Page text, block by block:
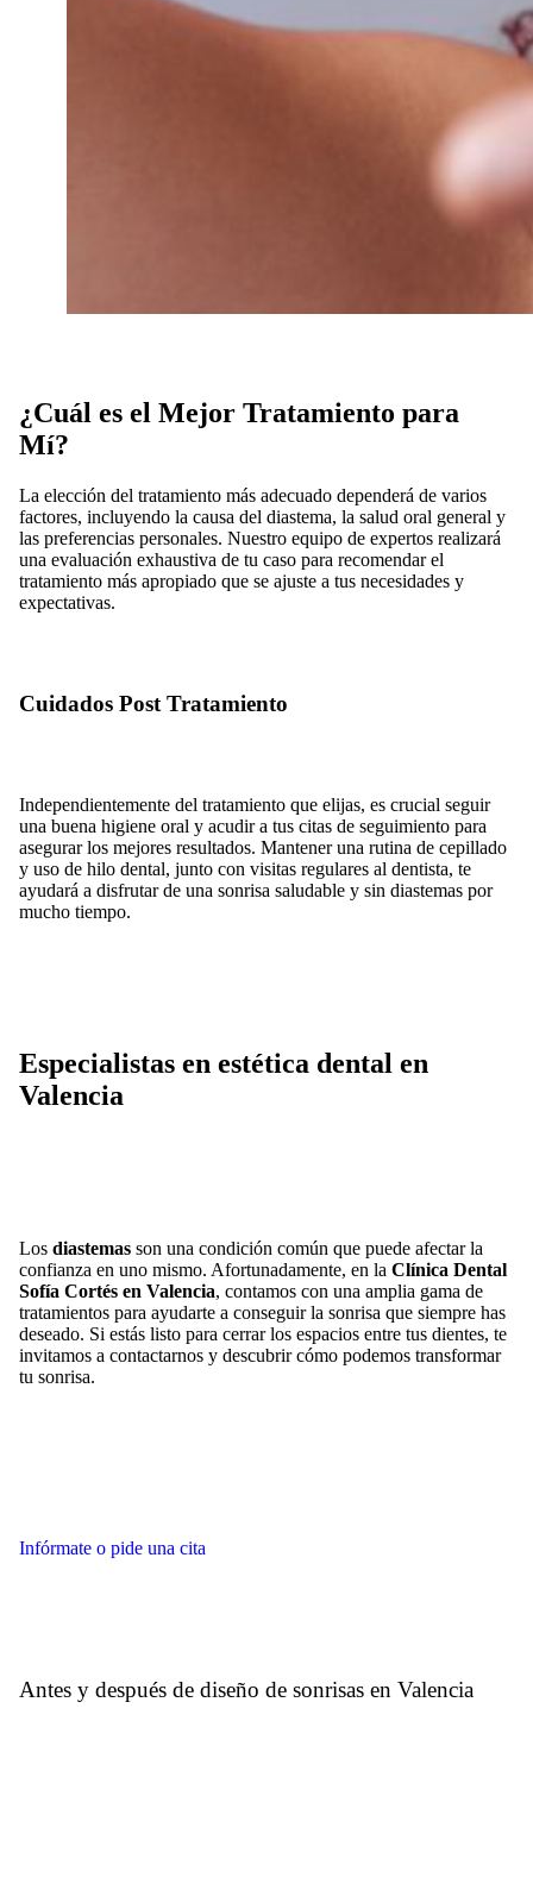
¿Cuál es el Mejor Tratamiento para
Mí?
La elección del tratamiento más adecuado dependerá de varios
factores, incluyendo la causa del diastema, la salud oral general y
las preferencias personales. Nuestro equipo de expertos realizará
una evaluación exhaustiva de tu caso para recomendar el
tratamiento más apropiado que se ajuste a tus necesidades y
expectativas.
Cuidados Post Tratamiento
Independientemente del tratamiento que elijas, es crucial seguir
una buena higiene oral y acudir a tus citas de seguimiento para
asegurar los mejores resultados. Mantener una rutina de cepillado
y uso de hilo dental, junto con visitas regulares al dentista, te
ayudará a disfrutar de una sonrisa saludable y sin diastemas por
mucho tiempo.
Especialistas en estética dental en
Valencia
Los diastemas son una condición común que puede afectar la
confianza en uno mismo. Afortunadamente, en la Clínica Dental
Sofía Cortés en Valencia, contamos con una amplia gama de
tratamientos para ayudarte a conseguir la sonrisa que siempre has
deseado. Si estás listo para cerrar los espacios entre tus dientes, te
invitamos a contactarnos y descubrir cómo podemos transformar
tu sonrisa.
Infórmate o pide una cita
Antes y después de diseño de sonrisas en Valencia